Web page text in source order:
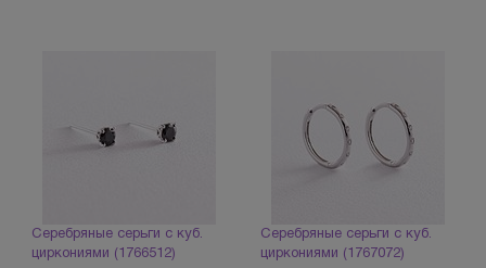
Серебряные серьги с куб.
циркониями (1766512)
Серебряные серьги с куб.
циркониями (1767072)